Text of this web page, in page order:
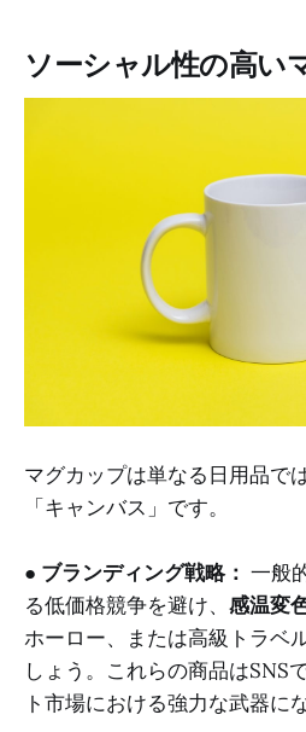
ソーシャル性の高い
マグカップは単なる日用品で
「キャンバス」です。
● ブランディング戦略： 一般
る低価格競争を避け、 感温変
ホーロー、または高級トラベ
しょう。これらの商品はSNS
ト市場における強力な武器に